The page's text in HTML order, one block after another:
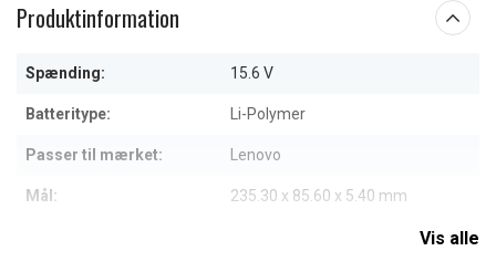
Produktinformation
Spænding: 15.6 V
Batteritype: Li-Polymer
Passer til mærket: Lenovo
Mål: 235.30 x 85.60 x 5.40 mm
Vis alle